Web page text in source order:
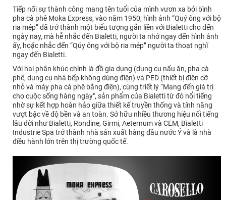
Tiếp nối sự thành công mang tên tuổi của mình vươn xa bởi bình
pha cà phê Moka Express, vào năm 1950, hình ảnh “Quý ông với bộ
ria mép” đã trở thành một biểu tượng gắn liền với Bialetti cho đến
ngày nay, mà hễ nhắc đến Bialetti, người ta nhớ ngay đến hình ảnh
ấy, hoặc nhắc đến “Qúy ông với bộ ria mép” người ta thoạt nghĩ
ngay đến Bialetti.
Với hai phân khúc chính là đồ gia dụng (dụng cụ nấu ăn, pha cà
phê, dụng cụ nhà bếp không dùng điện) và PED (thiết bị điện cỡ
nhỏ và máy pha cà phê bằng điện), cùng triết lý “Mang đến giá trị
cho cuộc sống hàng ngày", sản phẩm của Bialetti từ đó nổi tiếng
nhờ sự kết hợp hoàn hảo giữa thiết kế truyền thống và tính năng
vượt bậc về độ bền và an toàn. Sở hữu nhiều thương hiệu nổi tiếng
lâu đời như Bialetti, Rondine, Girmi, Aeternum và CEM, Bialetti
Industrie Spa trở thành nhà sản xuất hàng đầu nước Ý và là nhà
điều hành lớn trên thị trường quốc tế.